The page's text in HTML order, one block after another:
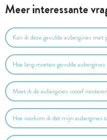
Meer interessante
Kan ik deze gevulde aubergines met
Hoe lang moeten gevulde
Moet ik de aubergines vooraf
Hoe voorkom ik dat mijn aubergines